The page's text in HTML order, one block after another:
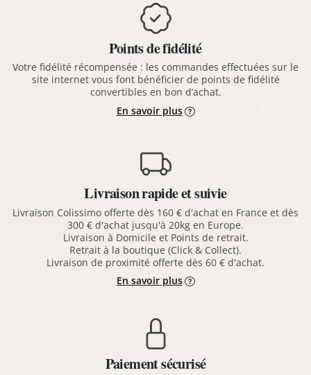
Points de fidélité
Votre fidélité récompensée : les commandes effectuées sur le
site internet vous font bénéficier de points de fidélité
convertibles en bon d’achat.
En savoir plus
Livraison rapide et suivie
Livraison Colissimo offerte dès 160 € d'achat en France et dès
300 € d'achat jusqu'à 20kg en Europe.
Livraison à Domicile et Points de retrait.
Retrait à la boutique (Click & Collect).
Livraison de proximité offerte dès 60 € d'achat.
En savoir plus
Paiement sécurisé